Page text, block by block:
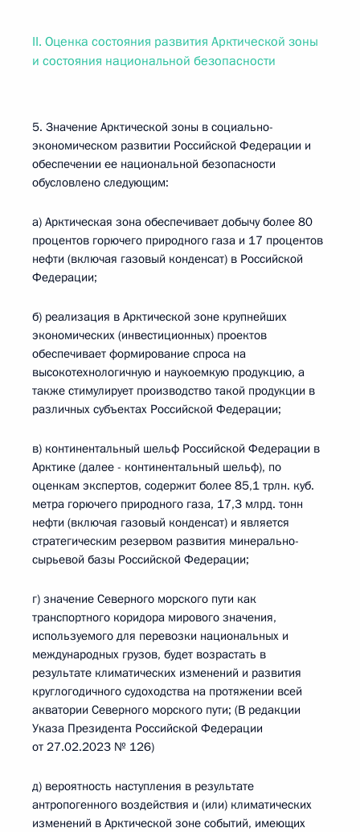
II. Оценка состояния развития Арктической зоны
и состояния национальной безопасности
5. Значение Арктической зоны в социально-
экономическом развитии Российской Федерации и
обеспечении ее национальной безопасности
обусловлено следующим:
а) Арктическая зона обеспечивает добычу более 80
процентов горючего природного газа и 17 процентов
нефти (включая газовый конденсат) в Российской
Федерации;
б) реализация в Арктической зоне крупнейших
экономических (инвестиционных) проектов
обеспечивает формирование спроса на
высокотехнологичную и наукоемкую продукцию, а
также стимулирует производство такой продукции в
различных субъектах Российской Федерации;
в) континентальный шельф Российской Федерации в
Арктике (далее - континентальный шельф), по
оценкам экспертов, содержит более 85,1 трлн. куб.
метра горючего природного газа, 17,3 млрд. тонн
нефти (включая газовый конденсат) и является
стратегическим резервом развития минерально-
сырьевой базы Российской Федерации;
г) значение Северного морского пути как
транспортного коридора мирового значения,
используемого для перевозки национальных и
международных грузов, будет возрастать в
результате климатических изменений и развития
круглогодичного судоходства на протяжении всей
акватории Северного морского пути; (В редакции
Указа Президента Российской Федерации
от 27.02.2023 № 126)
д) вероятность наступления в результате
антропогенного воздействия и (или) климатических
изменений в Арктической зоне событий, имеющих